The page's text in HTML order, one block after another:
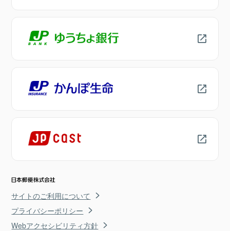
サイトのご利用について
プライバシーポリシー
Webアクセシビリティ方針